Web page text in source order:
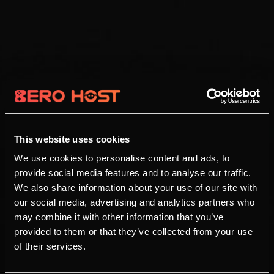
This website uses cookies
We use cookies to personalise content and ads, to
provide social media features and to analyse our traffic.
We also share information about your use of our site with
our social media, advertising and analytics partners who
may combine it with other information that you’ve
provided to them or that they’ve collected from your use
of their services.